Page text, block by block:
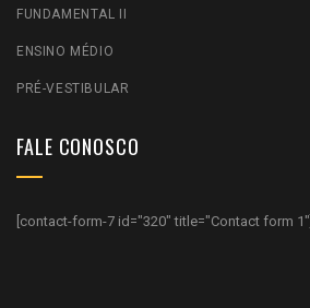
FUNDAMENTAL II
ENSINO MÉDIO
PRÉ-VESTIBULAR
FALE CONOSCO
[contact-form-7 id="320" title="Contact form 1"]